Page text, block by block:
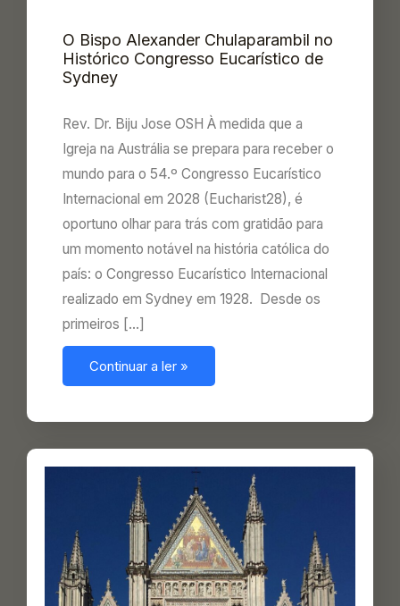
O Bispo Alexander Chulaparambil no
Histórico Congresso Eucarístico de
Sydney
Rev. Dr. Biju Jose OSH À medida que a
Igreja na Austrália se prepara para receber o
mundo para o 54.º Congresso Eucarístico
Internacional em 2028 (Eucharist28), é
oportuno olhar para trás com gratidão para
um momento notável na história católica do
país: o Congresso Eucarístico Internacional
realizado em Sydney em 1928. Desde os
primeiros […]
Continuar a ler »